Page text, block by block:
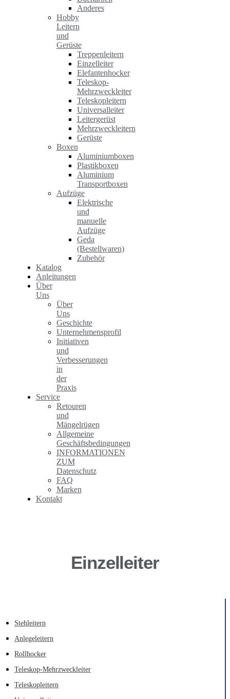
Anderes
Hobby
Leitern
und
Gerüste
Treppenleitern
Einzelleiter
Elefantenhocker
Teleskop-
Mehrzweckleiter
Teleskopleitern
Universalleiter
Leitergerüst
Mehrzweckleitern
Gerüste
Boxen
Aluminiumboxen
Plastikboxen
Aluminium
Transportboxen
Aufzüge
Elektrische
und
manuelle
Aufzüge
Geda
(Bestellwaren)
Zubehör
Katalog
Anleitungen
Über
Uns
Über
Uns
Geschichte
Unternehmensprofil
Initiativen
und
Verbesserungen
in
der
Praxis
Service
Retouren
und
Mängelrügen
Allgemeine
Geschäftsbedingungen
INFORMATIONEN
ZUM
Datenschutz
FAQ
Marken
Kontakt
Einzelleiter
Stehleitern
Anlegeleitern
Rollhocker
Teleskop-Mehrzweckleiter
Teleskopleitern